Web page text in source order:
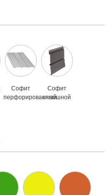
Софит
перфорированный
Софит
сплошной